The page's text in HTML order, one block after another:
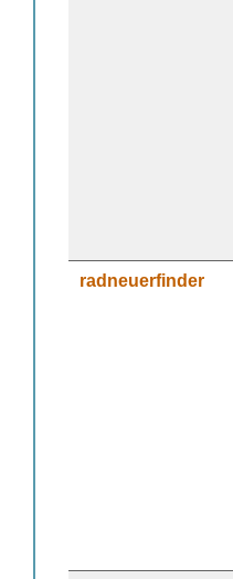
radneuerfinder